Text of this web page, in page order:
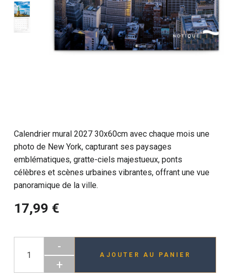
Calendrier mural 2027 30x60cm avec chaque mois une
photo de New York, capturant ses paysages
emblématiques, gratte-ciels majestueux, ponts
célèbres et scènes urbaines vibrantes, offrant une vue
panoramique de la ville.
17,99 €
-
+
AJOUTER AU PANIER